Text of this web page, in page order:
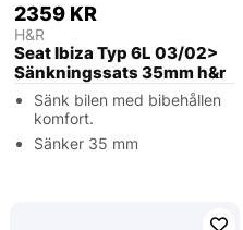
2359 KR
H&R
Seat Ibiza Typ 6L 03/02>
Sänkningssats 35mm h&r
Sänk bilen med bibehållen
komfort.
Sänker 35 mm